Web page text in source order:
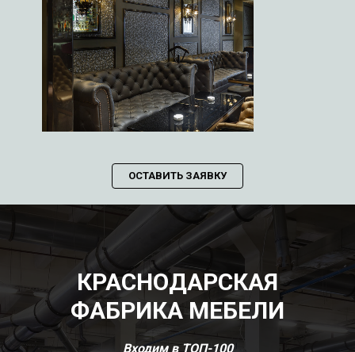
ОСТАВИТЬ ЗАЯВКУ
КРАСНОДАРСКАЯ
ФАБРИКА МЕБЕЛИ
Входим в ТОП-100